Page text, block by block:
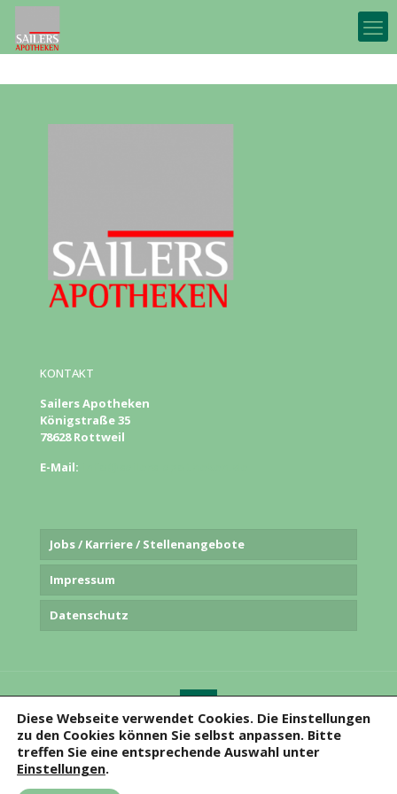
KONTAKT
Sailers Apotheken
Königstraße 35
78628 Rottweil
E-Mail:
Jobs / Karriere / Stellenangebote
Impressum
Datenschutz
© 2020Sailers Apotheken. Alle Rechte vorbehalten.
Diese Webseite verwendet Cookies. Die Einstellungen
zu den Cookies können Sie selbst anpassen. Bitte
treffen Sie eine entsprechende Auswahl unter
Einstellungen.